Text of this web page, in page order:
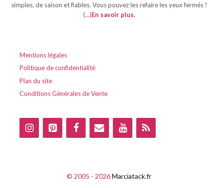
simples, de saison et fiables. Vous pouvez les refaire les yeux fermés !
(...)En savoir plus.
Mentions légales
Politique de confidentialité
Plan du site
Conditions Générales de Vente
© 2005 - 2026Marciatack.fr